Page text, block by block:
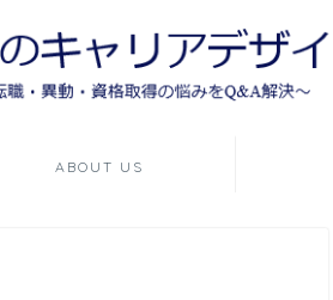
ABOUT US